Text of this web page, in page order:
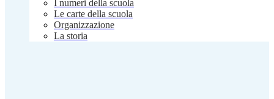
I numeri della scuola
Le carte della scuola
Organizzazione
La storia